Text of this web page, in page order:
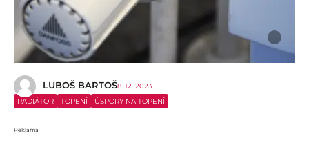
i
LUBOŠ BARTOŠ8. 12. 2023
RADIÁTOR
TOPENÍ ÚSPORY NA TOPENÍ
Reklama